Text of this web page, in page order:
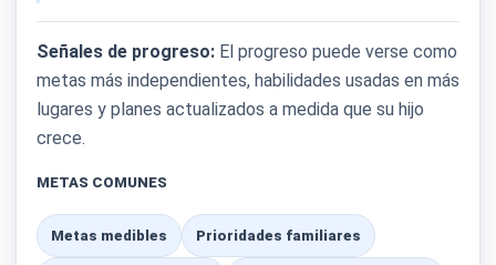
Señales de progreso: El progreso puede verse como
metas más independientes, habilidades usadas en más
lugares y planes actualizados a medida que su hijo
crece.
METAS COMUNES
Metas medibles Prioridades familiares